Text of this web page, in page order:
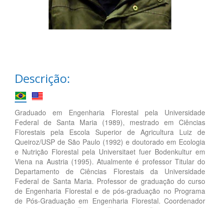
Descrição:
Graduado em Engenharia Florestal pela Universidade
Federal de Santa Maria (1989), mestrado em Ciências
Florestais pela Escola Superior de Agricultura Luiz de
Queiroz/USP de São Paulo (1992) e doutorado em Ecologia
e Nutrição Florestal pela Universitaet fuer Bodenkultur em
Viena na Austria (1995). Atualmente é professor Titular do
Departamento de Ciências Florestais da Universidade
Federal de Santa Maria. Professor de graduação do curso
de Engenharia Florestal e de pós-graduação no Programa
de Pós-Graduação em Engenharia Florestal. Coordenador